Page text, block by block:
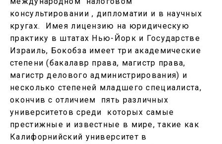
консультировании , дипломатии и в научных
кругах. Имея лицензию на юридическую
практику в штатах Нью-Йорк и Государстве
Израиль, Бокобза имеет три академические
степени (бакалавр права, магистр права,
магистр делового администрирования) и
несколько степеней младшего специалиста,
окончив с отличием пять различных
университетов среди которых самые
престижные и известные в мире, такие как
Калифорнийский университет в